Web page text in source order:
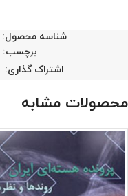
شناسه محصول:
برچسب:
اشتراک گذاری:
محصولات مشابه